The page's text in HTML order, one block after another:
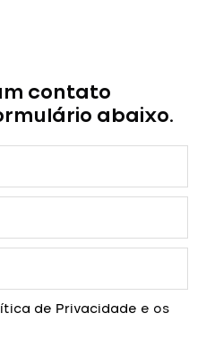
contato
abaixo.
de Privacidade e os